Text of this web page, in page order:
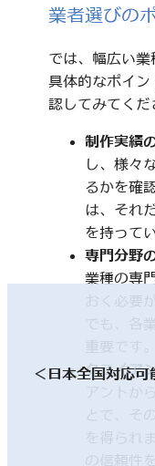
業者選びの
では、幅広い
具体的なポイン
認してみてくだ
制作実績
し、様々
るかを確
は、それ
を持って
専門分野
業種の専
おく必要
でも、各
クライア
アントか
とで、そ
を得られ
の信頼性
＜日本全国対応可